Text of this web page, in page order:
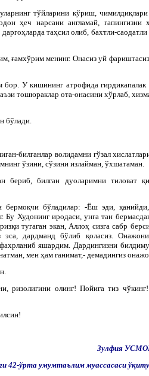
тўйларини кўриш,
ҳеч нарсани англамай, гапингизни
таҳсил олиб, бахтли-саодатли
ғамхўрим менинг. Онасиз уй
У кишининг атрофида гирдикапалак
тошюраклар ота-онасини хўрлаб,
бўлади.
билганлар волидамни гўзал
ўзини, сўзини излайман, ўхшатаман.
билган дуоларимни тиловат
бермоқчи бўладилар: -Ёш эди,
Бу Худонинг иродаси, унга тан
тугаган экан, Аллоҳ сизга сабр
дардманд бўлиб қоласиз.
яшардим. Дардингизни
мен ҳам ғанимат,- демадингиз
ризолигини олинг! Пойига тиз
Зулфия
42-ўрта умумтаълим муассасаси